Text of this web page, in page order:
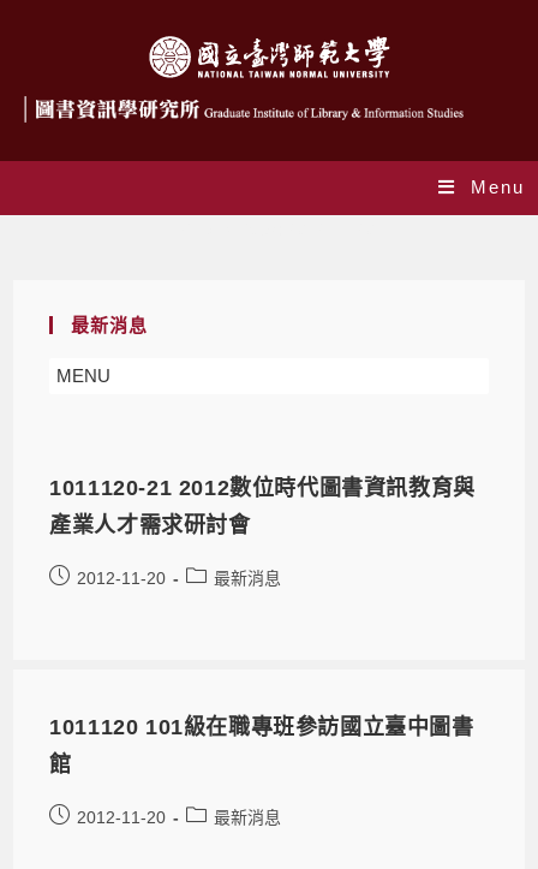
Menu
最新消息
MENU
1011120-21 2012數位時代圖書資訊教育與
產業人才需求研討會
2012-11-20 最新消息
1011120 101級在職專班參訪國立臺中圖書
館
2012-11-20 最新消息